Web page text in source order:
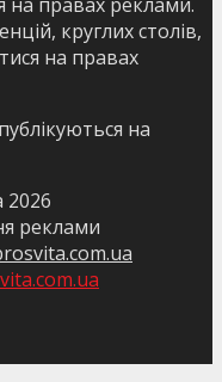
круглих столів,
на правах
на
2026
реклами